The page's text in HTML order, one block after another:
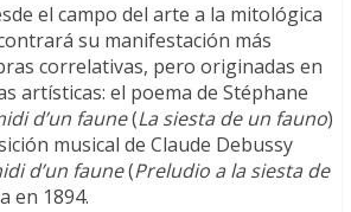
el campo del arte a la mitológica
su manifestación más
correlativas, pero originadas en
artísticas: el poema de Stéphane
d’un faune(La siesta de un fauno)
musical de Claude Debussy
d’un faune(Preludio a la siesta de
en 1894.